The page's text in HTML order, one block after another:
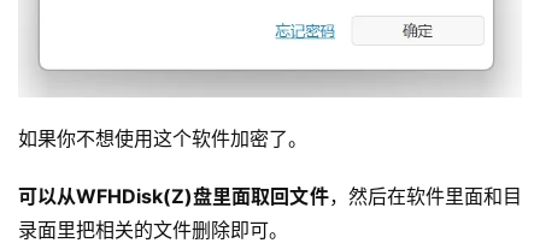
如果你不想使用这个软件加密了。
可以从WFHDisk(Z)盘里面取回文件，然后在软件里面和目
录面里把相关的文件删除即可。